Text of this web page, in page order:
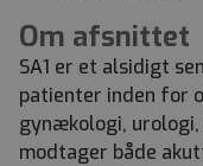
Om afsnittet
SA1 er et alsidigt
patienter inden for
gynækologi,
modtager både